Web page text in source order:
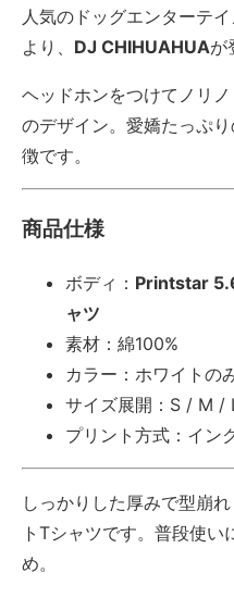
人気のドッグエンターテ
より、 DJ CHIHUAHUAが
ヘッドホンをつけてノリ
のデザイン。愛嬌たっぷ
徴です。
商品仕様
ボディ： Printstar
ャツ
素材：綿100%
カラー：ホワイトの
サイズ展開：S / M /
プリント方式：イン
しっかりした厚みで型崩
トTシャツです。普段使
め。